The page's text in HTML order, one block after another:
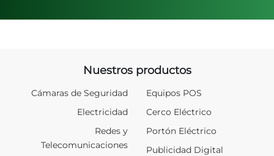
Nuestros productos
Cámaras de Seguridad
Electricidad
Redes y
Telecomunicaciones
Equipos POS
Cerco Eléctrico
Portón Eléctrico
Publicidad Digital